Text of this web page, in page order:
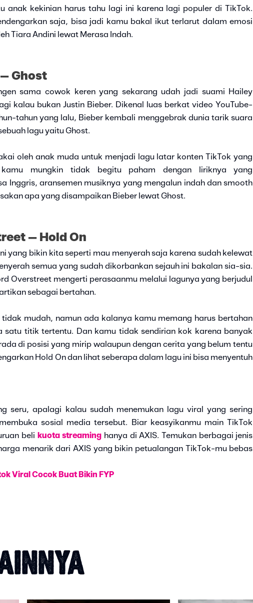
anak kekinian harus tahu lagi ini karena lagi populer di TikTok.
saja, bisa jadi kamu bakal ikut terlarut dalam emosi
Tiara Andini lewat Merasa Indah.
Ghost
sama cowok keren yang sekarang udah jadi suami Hailey
kalau bukan Justin Bieber. Dikenal luas berkat video YouTube-
tahun yang lalu, Bieber kembali menggebrak dunia tarik suara
lagu yaitu Ghost.
oleh anak muda untuk menjadi lagu latar konten TikTok yang
kamu mungkin tidak begitu paham dengan liriknya yang
Inggris, aransemen musiknya yang mengalun indah dan smooth
apa yang disampaikan Bieber lewat Ghost.
– Hold On
yang bikin kita seperti mau menyerah saja karena sudah kelewat
semua yang sudah dikorbankan sejauh ini bakalan sia-sia.
Overstreet mengerti perasaanmu melalui lagunya yang berjudul
sebagai bertahan.
mudah, namun ada kalanya kamu memang harus bertahan
satu titik tertentu. Dan kamu tidak sendirian kok karena banyak
di posisi yang mirip walaupun dengan cerita yang belum tentu
Hold On dan lihat seberapa dalam lagu ini bisa menyentuh
seru, apalagi kalau sudah menemukan lagu viral yang sering
sosial media tersebut. Biar keasyikanmu main TikTok
beli kuota streaming hanya di AXIS. Temukan berbagai jenis
menarik dari AXIS yang bikin petualangan TikTok-mu bebas
Viral Cocok Buat Bikin FYP